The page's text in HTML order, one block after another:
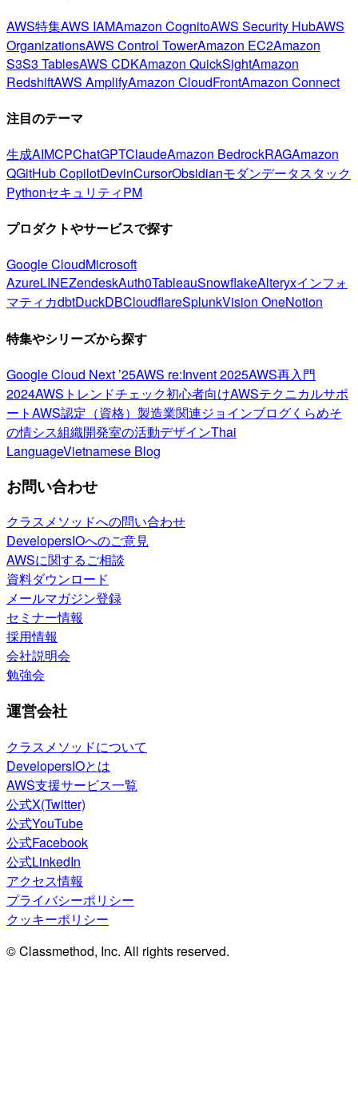
AWS特集AWS IAMAmazon CognitoAWS Security HubAWS
OrganizationsAWS Control TowerAmazon EC2Amazon
S3S3 TablesAWS CDKAmazon QuickSightAmazon
RedshiftAWS AmplifyAmazon CloudFrontAmazon Connect
注目のテーマ
生成AIMCPChatGPTClaudeAmazon BedrockRAGAmazon
QGitHub CopilotDevinCursorObsidianモダンデータスタック
PythonセキュリティPM
プロダクトやサービスで探す
Google CloudMicrosoft
AzureLINEZendeskAuth0TableauSnowflakeAlteryxインフォ
マティカdbtDuckDBCloudflareSplunkVision OneNotion
特集やシリーズから探す
Google Cloud Next ’25AWS re:Invent 2025AWS再入門
2024AWSトレンドチェック初心者向けAWSテクニカルサポ
ートAWS認定（資格） 製造業関連ジョインブログくらめそ
の情シス組織開発室の活動デザインThai
LanguageVietnamese Blog
お問い合わせ
クラスメソッドへの問い合わせ
DevelopersIOへのご意見
AWSに関するご相談
資料ダウンロード
メールマガジン登録
セミナー情報
採用情報
会社説明会
勉強会
運営会社
クラスメソッドについて
DevelopersIOとは
AWS支援サービス一覧
公式X(Twitter)
公式YouTube
公式Facebook
公式LinkedIn
アクセス情報
プライバシーポリシー
クッキーポリシー
© Classmethod, Inc. All rights reserved.